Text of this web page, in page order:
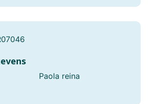
Paola reina